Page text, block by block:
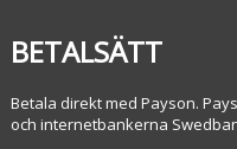
BETALSÄTT
Betala direkt med Payson.
och internetbankerna